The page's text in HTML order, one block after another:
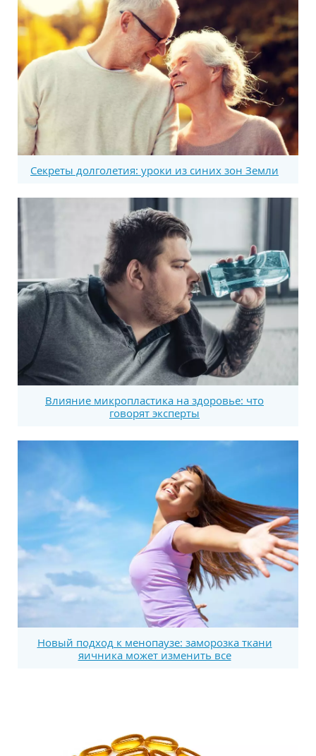
Секреты долголетия: уроки из синих зон Земли
Влияние микропластика на здоровье: что
говорят эксперты
Новый подход к менопаузе: заморозка ткани
яичника может изменить все